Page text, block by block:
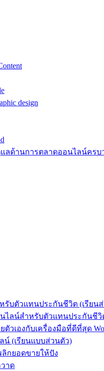
design
ลด้านการตลาดออนไลน์ครบ
รับตัวแทนประกันชีวิต (เรียน
ไลน์สำหรับตัวแทนประกันชีวิ
วเองกับเครื่องมือที่ดีที่สุด
น์ (เรียนแบบส่วนตัว)
ลิกยอดขายให้ปัง
าด